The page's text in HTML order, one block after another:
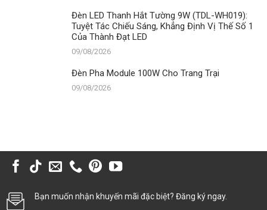
Đèn LED Thanh Hắt Tường 9W (TDL-WH019):
Tuyệt Tác Chiếu Sáng, Khẳng Định Vị Thế Số 1
Của Thành Đạt LED
09/08/2026
Đèn Pha Module 100W Cho Trang Trại
09/08/2026
Bạn muốn nhận khuyến mãi đặc biệt? Đăng ký ngay.